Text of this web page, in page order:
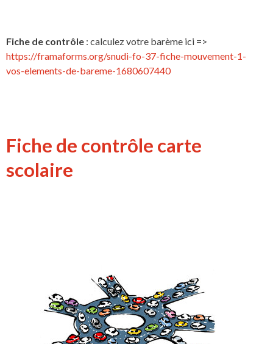
Fiche de contrôle : calculez votre barème ici =>
https://framaforms.org/snudi-fo-37-fiche-mouvement-1-
vos-elements-de-bareme-1680607440
Fiche de contrôle carte
scolaire